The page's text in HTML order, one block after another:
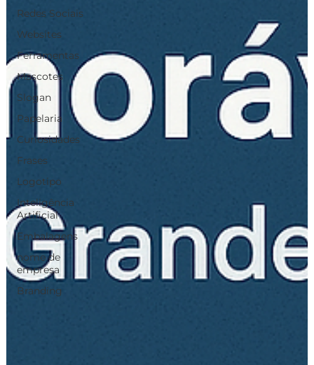
Redes Sociais
Websites
Ferramentas
Mascotes
Slogan
Papelaria
Curiosidades
Frases
Logotipo
Inteligência
Artificial
Embalagens
nome de
empresa
Branding